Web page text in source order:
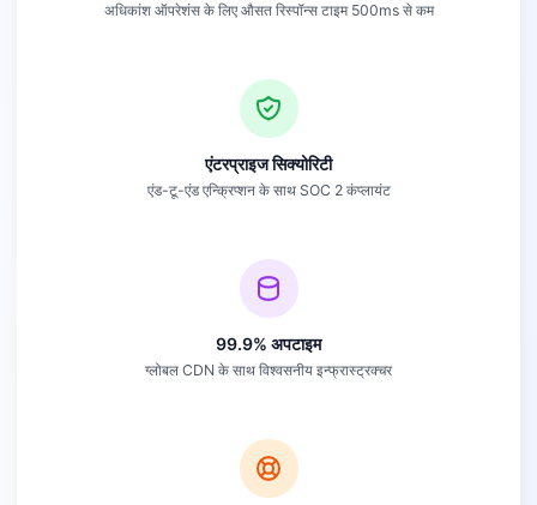
अधिकांश ऑपरेशंस के लिए औसत रिस्पॉन्स टाइम 500ms से कम
एंटरप्राइज सिक्योरिटी
एंड-टू-एंड एन्क्रिप्शन के साथ SOC 2 कंप्लायंट
99.9% अपटाइम
ग्लोबल CDN के साथ विश्वसनीय इन्फ्रास्ट्रक्चर